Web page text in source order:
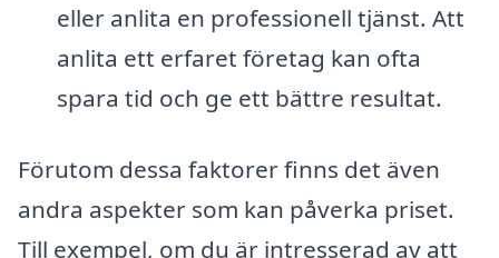
eller anlita en professionell tjänst. Att
anlita ett erfaret företag kan ofta
spara tid och ge ett bättre resultat.
Förutom dessa faktorer finns det även
andra aspekter som kan påverka priset.
Till exempel, om du är intresserad av att